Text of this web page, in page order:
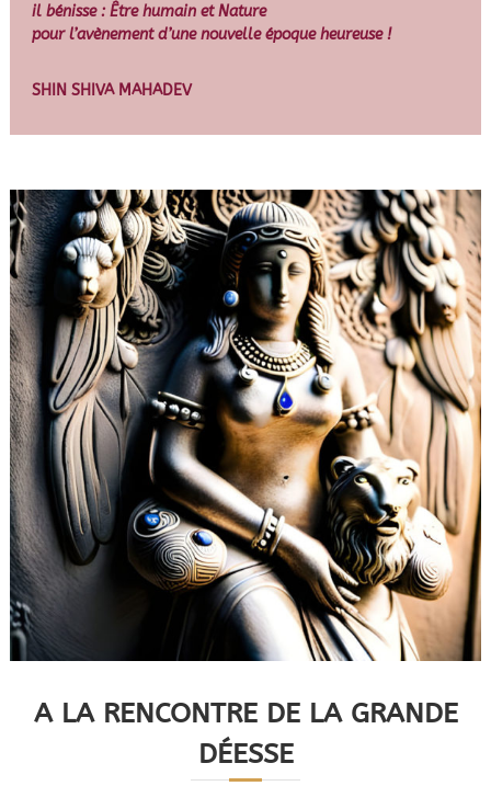
il bénisse : Être humain et Nature
pour l’avènement d’une nouvelle époque heureuse !
SHIN SHIVA MAHADEV
A LA RENCONTRE DE LA GRANDE
DÉESSE